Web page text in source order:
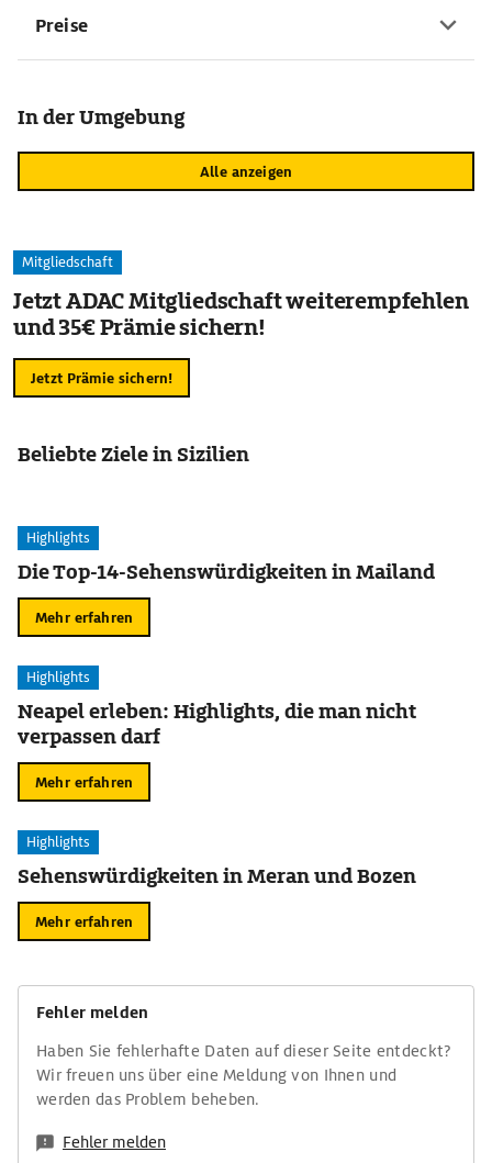
Preise
In der Umgebung
Alle anzeigen
Mitgliedschaft
Jetzt ADAC Mitgliedschaft weiterempfehlen
und 35€ Prämie sichern!
Jetzt Prämie sichern!
Beliebte Ziele in Sizilien
Highlights
Die Top-14-Sehenswürdigkeiten in Mailand
Mehr erfahren
Highlights
Neapel erleben: Highlights, die man nicht
verpassen darf
Mehr erfahren
Highlights
Sehenswürdigkeiten in Meran und Bozen
Mehr erfahren
Fehler melden
Haben Sie fehlerhafte Daten auf dieser Seite entdeckt?
Wir freuen uns über eine Meldung von Ihnen und
werden das Problem beheben.
Fehler melden